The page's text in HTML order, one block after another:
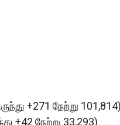
+271 நேற்று 101,814)
+42 நேற்று 33,293)